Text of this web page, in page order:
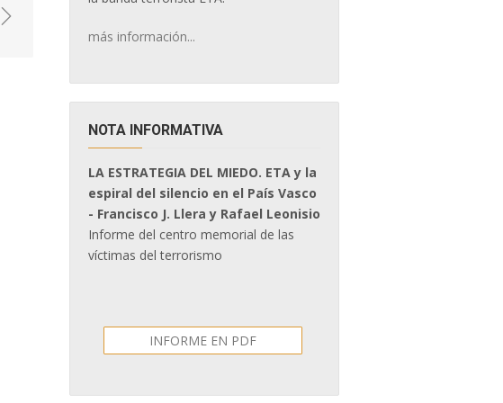
más información...
NOTA INFORMATIVA
LA ESTRATEGIA DEL MIEDO. ETA y la
espiral del silencio en el País Vasco
- Francisco J. Llera y Rafael Leonisio
Informe del centro memorial de las
víctimas del terrorismo
INFORME EN PDF